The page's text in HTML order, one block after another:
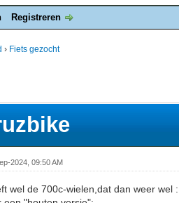
Registreren
› Fiets gezocht
2024, 09:50 AM
wel de 700c-wielen,dat dan weer wel